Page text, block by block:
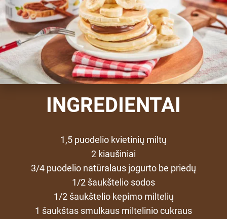
INGREDIENTAI
1,5 puodelio kvietinių miltų
2 kiaušiniai
3/4 puodelio natūralaus jogurto be priedų
1/2 šaukštelio sodos
1/2 šaukštelio kepimo miltelių
1 šaukštas smulkaus miltelinio cukraus